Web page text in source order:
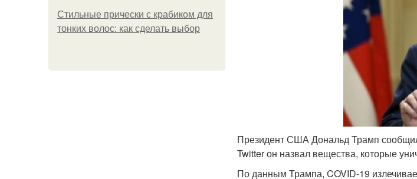
Стильные прически с крабиком для
тонких волос: как сделать выбор
Президент США Дональд Трамп
Twitter он назвал вещества, которые
По данным Трампа, COVID-19